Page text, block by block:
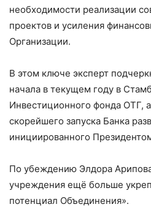
необходимости реализации
проектов и усиления
Организации.
В этом ключе эксперт
начала в текущем году в
Инвестиционного фонда ОТГ,
скорейшего запуска Банка
инициированного
По убеждению Элдора
учреждения ещё больше
потенциал Объединения».